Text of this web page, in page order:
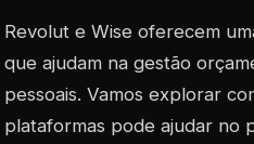
Revolut e Wise oferecem
que ajudam na gestão
pessoais. Vamos explorar
plataformas pode ajudar no